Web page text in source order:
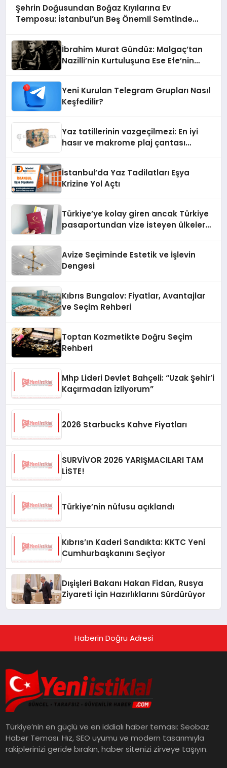
Şehrin Doğusundan Boğaz Kıyılarına Ev
Temposu: İstanbul’un Beş Önemli Semtinde
İbrahim Murat Gündüz: Malgaç’tan
Nazilli’nin Kurtuluşuna Ese Efe’nin
Yeni Kurulan Telegram Grupları Nasıl
Keşfedilir?
Yaz tatillerinin vazgeçilmezi: En iyi
hasır ve makrome plaj çantası
İstanbul’da Yaz Tadilatları Eşya
Krizine Yol Açtı
Türkiye’ye kolay giren ancak Türkiye
pasaportundan vize isteyen ülkeler
Avize Seçiminde Estetik ve İşlevin
Dengesi
Kıbrıs Bungalov: Fiyatlar, Avantajlar
ve Seçim Rehberi
Toptan Kozmetikte Doğru Seçim
Rehberi
Mhp Lideri Devlet Bahçeli: “Uzak Şehir’i
Kaçırmadan İzliyorum”
2026 Starbucks Kahve Fiyatları
SURVİVOR 2026 YARIŞMACILARI TAM
LİSTE!
Türkiye’nin nüfusu açıklandı
Kıbrıs’ın Kaderi Sandıkta: KKTC Yeni
Cumhurbaşkanını Seçiyor
Dışişleri Bakanı Hakan Fidan, Rusya
Ziyareti İçin Hazırlıklarını Sürdürüyor
Haberin Doğru Adresi
Türkiye’nin en güçlü ve en iddialı haber teması: Seobaz
Haber Teması. Hız, SEO uyumu ve modern tasarımıyla
rakiplerinizi geride bırakın, haber sitenizi zirveye taşıyın.